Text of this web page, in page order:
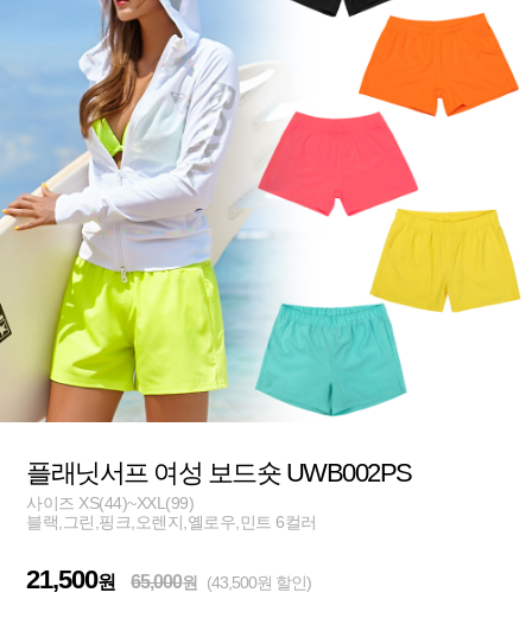
플래닛서프 여성 보드숏 UWB002PS
사이즈 XS(44)~XXL(99)
블랙,그린,핑크,오렌지,옐로우,민트 6컬러
21,500원 65,000원 (43,500원 할인)